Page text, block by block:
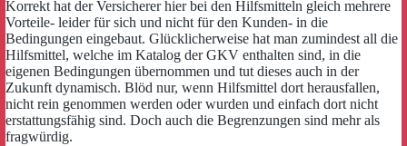
Korrekt hat der Versicherer hier bei den Hilfsmitteln gleich mehrere
Vorteile- leider für sich und nicht für den Kunden- in die
Bedingungen eingebaut. Glücklicherweise hat man zumindest all die
Hilfsmittel, welche im Katalog der GKV enthalten sind, in die
eigenen Bedingungen übernommen und tut dieses auch in der
Zukunft dynamisch. Blöd nur, wenn Hilfsmittel dort herausfallen,
nicht rein genommen werden oder wurden und einfach dort nicht
erstattungsfähig sind. Doch auch die Begrenzungen sind mehr als
fragwürdig.